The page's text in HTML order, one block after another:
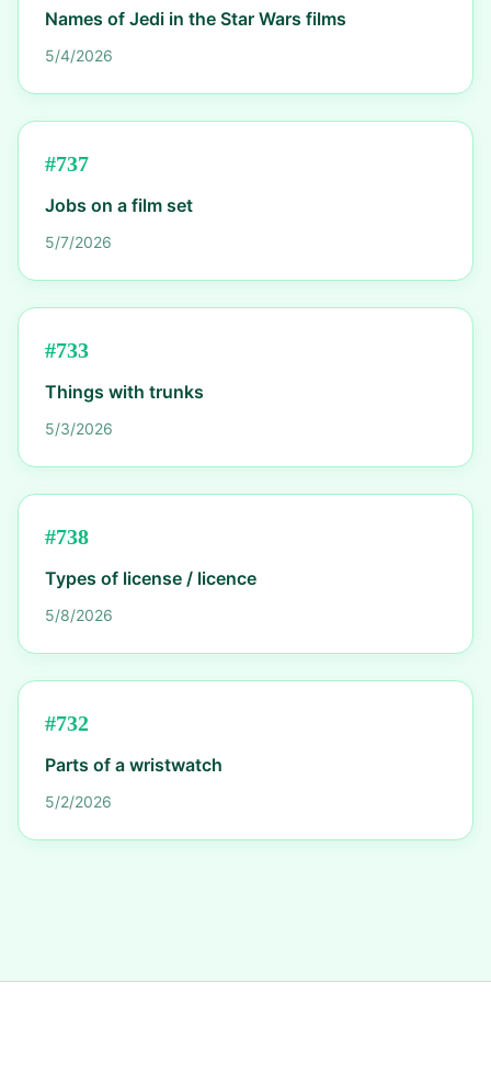
Names of Jedi in the Star Wars films
5/4/2026
#737
Jobs on a film set
5/7/2026
#733
Things with trunks
5/3/2026
#738
Types of license / licence
5/8/2026
#732
Parts of a wristwatch
5/2/2026